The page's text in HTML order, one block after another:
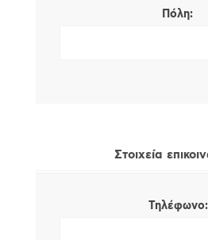
Πόλη:
Στοιχεία
Τηλέφωνο: